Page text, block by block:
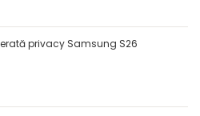
privacy Samsung S26